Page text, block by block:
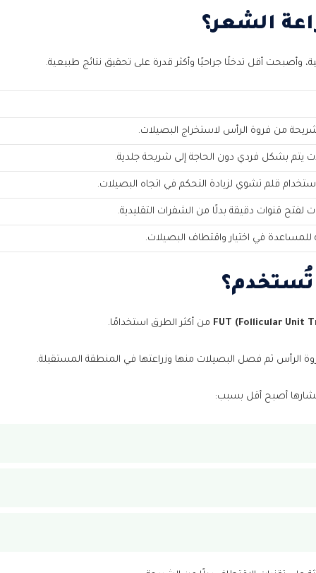
الأخرى؟
التقنية؟
زراعة الشعر
الشعر؟
وأصبحت أقل تدخلًا جراحيًا وأكثر قدرة على تحقيق نتائج طبيعية.
من فروة الرأس لاستخراج البصيلات.
يتم بشكل فردي دون الحاجة إلى شريحة جلدية.
قلم تشوي لزيادة التحكم في اتجاه البصيلات.
لفتح قنوات دقيقة بدلًا من الشفرات التقليدية.
للمساعدة في اختيار واقتطاف البصيلات.
FUT (Follicular Unit من أكثر الطرق استخدامًا.
الرأس ثم فصل البصيلات منها وزراعتها في المنطقة المستقبلة.
أصبح أقل بسبب: